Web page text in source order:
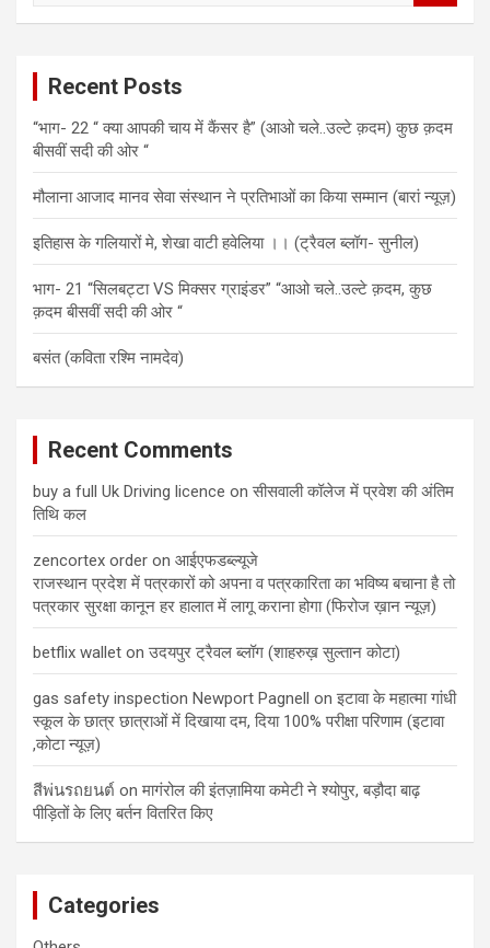
Recent Posts
“भाग- 22 “ क्या आपकी चाय में कैंसर है” (आओ चले..उल्टे क़दम) कुछ क़दम
बीसवीं सदी की ओर “
मौलाना आजाद मानव सेवा संस्थान ने प्रतिभाओं का किया सम्मान (बारां न्यूज़)
इतिहास के गलियारों मे, शेखा वाटी हवेलिया ।। (ट्रैवल ब्लॉग- सुनील)
भाग- 21 “सिलबट्टा VS मिक्सर ग्राइंडर” “आओ चले..उल्टे क़दम, कुछ
क़दम बीसवीं सदी की ओर “
बसंत (कविता रश्मि नामदेव)
Recent Comments
buy a full Uk Driving licence onसीसवाली कॉलेज में प्रवेश की अंतिम
तिथि कल
zencortex order on आईएफडब्ल्यूजे
राजस्थान प्रदेश में पत्रकारों को‌ अपना व पत्रकारिता का भविष्य बचाना है तो
पत्रकार सुरक्षा कानून हर हालात में लागू कराना होगा (फिरोज ख़ान न्यूज़)
betflix wallet onउदयपुर ट्रैवल ब्लॉग (शाहरुख़ सुल्तान कोटा)
gas safety inspection Newport Pagnell onइटावा के महात्मा गांधी
स्कूल के छात्र छात्राओं में दिखाया दम, दिया 100% परीक्षा परिणाम (इटावा
,कोटा न्यूज़)
สีพ่นรถยนต์ onमागंरोल की इंतज़ामिया कमेटी ने श्योपुर, बड़ौदा बाढ़
पीड़ितों के लिए बर्तन वितरित किए
Categories